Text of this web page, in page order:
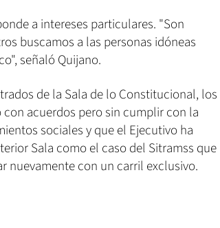
a intereses particulares. "Son
buscamos a las personas idóneas
señaló Quijano.
de la Sala de lo Constitucional, los
acuerdos pero sin cumplir con la
sociales y que el Ejecutivo ha
Sala como el caso del Sitramss que
nuevamente con un carril exclusivo.